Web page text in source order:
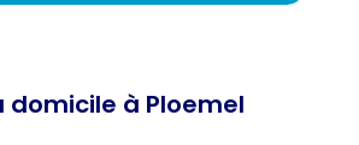
domicile à Ploemel